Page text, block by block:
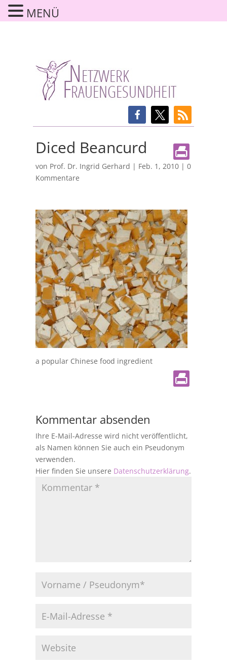
Diced Beancurd
von Prof. Dr. Ingrid Gerhard | Feb. 1, 2010| 0
Kommentare
a popular Chinese food ingredient
Kommentar absenden
Ihre E-Mail-Adresse wird nicht veröffentlicht,
als Namen können Sie auch ein Pseudonym
verwenden.
Hier finden Sie unsere Datenschutzerklärung.
MENÜ